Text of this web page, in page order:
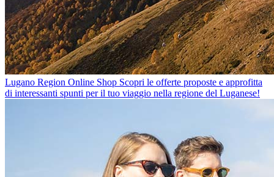
Lugano Region Online Shop Scopri le offerte proposte e approfitta
di interessanti spunti per il tuo viaggio nella regione del Luganese!